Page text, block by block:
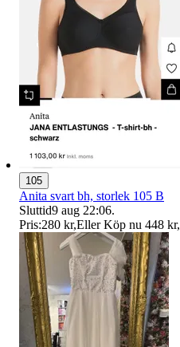
105
Anita svart bh, storlek 105 B
Sluttid9 aug 22:06.
Pris:280 kr,Eller Köp nu 448 kr,